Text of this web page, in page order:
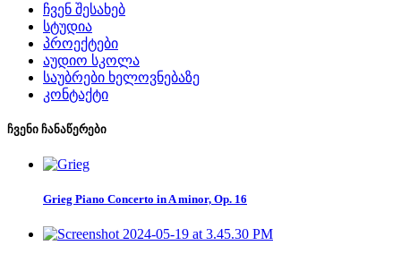
ჩვენ შესახებ
სტუდია
პროექტები
აუდიო სკოლა
საუბრები ხელოვნებაზე
კონტაქტი
ჩვენი ჩანაწერები
Grieg Piano Concerto in A minor, Op. 16